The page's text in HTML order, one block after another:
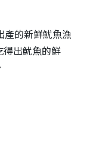
產的新鮮魷魚漁
出魷魚的鮮